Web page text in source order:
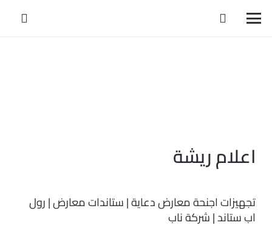
اعلام ريشة
تجهيزات اجنحة معارض دعاية | ستاندات معارض | رول
اب ستاند | شركة ناب